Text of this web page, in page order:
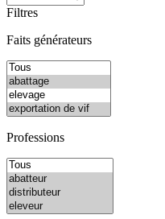
Filtres
Faits générateurs
Professions